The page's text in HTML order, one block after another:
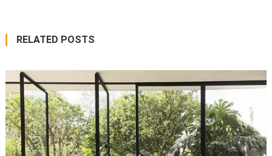
RELATED POSTS